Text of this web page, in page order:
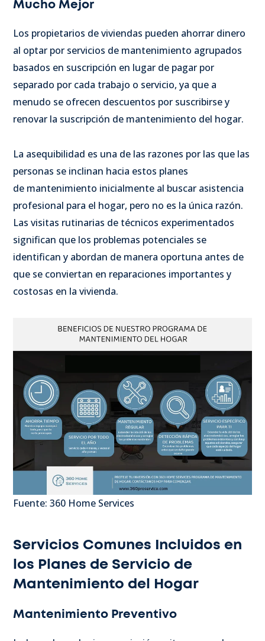
Mucho Mejor
Los propietarios de viviendas pueden ahorrar dinero
al optar por servicios de mantenimiento agrupados
basados en suscripción en lugar de pagar por
separado por cada trabajo o servicio, ya que a
menudo se ofrecen descuentos por suscribirse y
renovar la suscripción de mantenimiento del hogar.
La asequibilidad es una de las razones por las que las
personas se inclinan hacia estos planes
de mantenimiento inicialmente al buscar asistencia
profesional para el hogar, pero no es la única razón.
Las visitas rutinarias de técnicos experimentados
significan que los problemas potenciales se
identifican y abordan de manera oportuna antes de
que se conviertan en reparaciones importantes y
costosas en la vivienda.
Fuente: 360 Home Services
Servicios Comunes Incluidos en
los Planes de Servicio de
Mantenimiento del Hogar
Mantenimiento Preventivo